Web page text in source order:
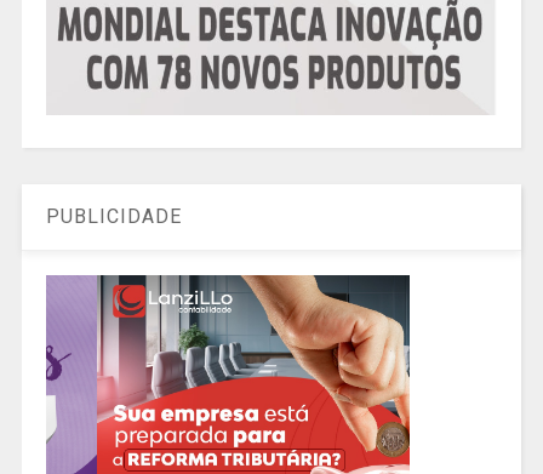
PUBLICIDADE